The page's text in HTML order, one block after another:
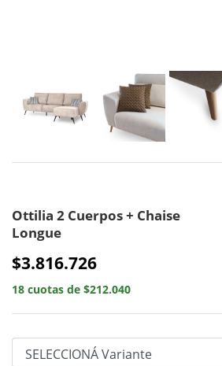
Ottilia 2 Cuerpos + Chaise
Longue
$3.816.726
18 cuotas de $212.040